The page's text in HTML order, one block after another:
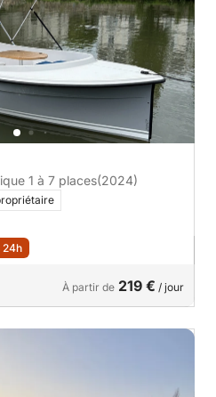
1 à 7 places(2024)
24h
À partir de 219 € / jour